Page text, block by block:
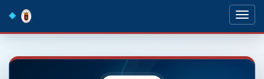
navigation